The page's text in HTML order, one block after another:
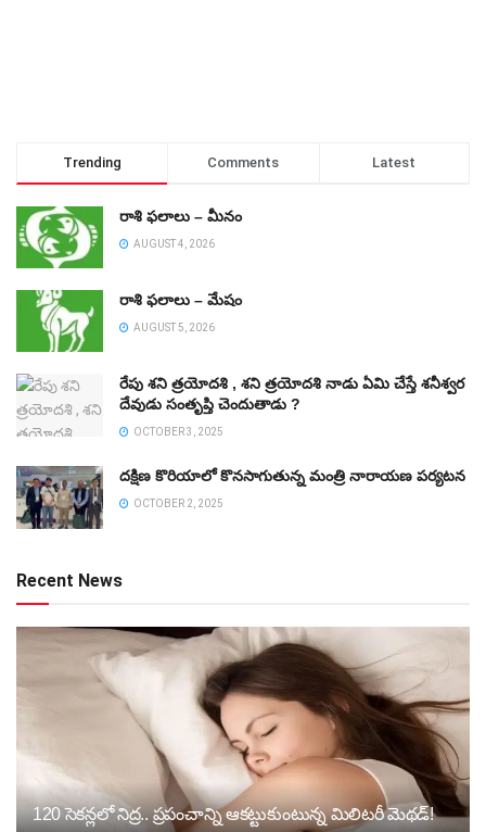
Trending Comments Latest
రాశి ఫలాలు – మీనం
AUGUST 4, 2026
రాశి ఫలాలు – మేషం
AUGUST 5, 2026
రేపు శని త్రయోదశి , శని త్రయోదశి నాడు ఏమి చేస్తే శనీశ్వర
దేవుడు సంతృప్తి చెందుతాడు ?
OCTOBER 3, 2025
దక్షిణ కొరియాలో కొనసాగుతున్న మంత్రి నారాయణ పర్యటన
OCTOBER 2, 2025
Recent News
120 సెకన్లలో నిద్ర.. ప్రపంచాన్ని ఆకట్టుకుంటున్న మిలిటరీ మెథడ్!